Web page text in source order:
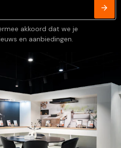
akkoord dat we je
en aanbiedingen.